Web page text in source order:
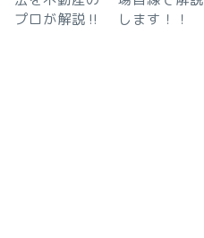
プロが解説‼︎
します！！